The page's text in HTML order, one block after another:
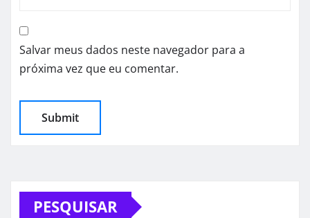
Salvar meus dados neste navegador para a
próxima vez que eu comentar.
PESQUISAR